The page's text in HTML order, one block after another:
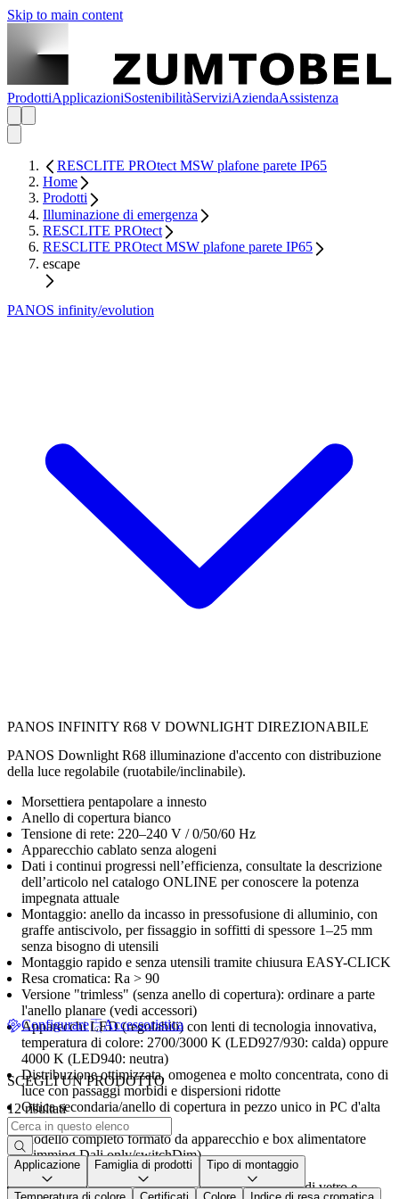
Skip to main content
ProdottiApplicazioniSostenibilitàServiziAziendaAssistenza
RESCLITE PROtect MSW plafone parete IP65
Home
Prodotti
Illuminazione di emergenza
RESCLITE PROtect
RESCLITE PROtect MSW plafone parete IP65
escape
PANOS infinity/evolution
PANOS INFINITY R68 V DOWNLIGHT DIREZIONABILE
PANOS Downlight R68 illuminazione d'accento con distribuzione
della luce regolabile (ruotabile/inclinabile).
Morsettiera pentapolare a innesto
Anello di copertura bianco
Tensione di rete: 220–240 V / 0/50/60 Hz
Apparecchio cablato senza alogeni
Dati i continui progressi nell’efficienza, consultate la descrizione
dell’articolo nel catalogo ONLINE per conoscere la potenza
impegnata attuale
Montaggio: anello da incasso in pressofusione di alluminio, con
graffe antiscivolo, per fissaggio in soffitti di spessore 1–25 mm
senza bisogno di utensili
Montaggio rapido e senza utensili tramite chiusura EASY-CLICK
Resa cromatica: Ra > 90
Versione "trimless" (senza anello di copertura): ordinare a parte
l'anello planare (vedi accessori)
Apparecchi LED (regolabili) con lenti di tecnologia innovativa,
temperatura di colore: 2700/3000 K (LED927/930: calda) oppure
4000 K (LED940: neutra)
Distribuzione ottimizzata, omogenea e molto concentrata, cono di
luce con passaggi morbidi e dispersioni ridotte
Ottica secondaria/anello di copertura in pezzo unico in PC d'alta
qualità anti-UV
Modello completo formato da apparecchio e box alimentatore
(dimming Dali only/switchDim)
Sistema di lenti per accenti mirati e flessibili
Pregiata unità ottica formata da piastra LED, lente di vetro e
Configurare Accessoristica
SCEGLI UN PRODOTTO
12 risultati
Applicazione Famiglia di prodotti Tipo di montaggio